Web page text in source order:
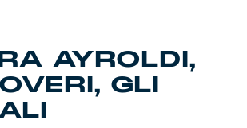
Store
AYROLDI,
GLI